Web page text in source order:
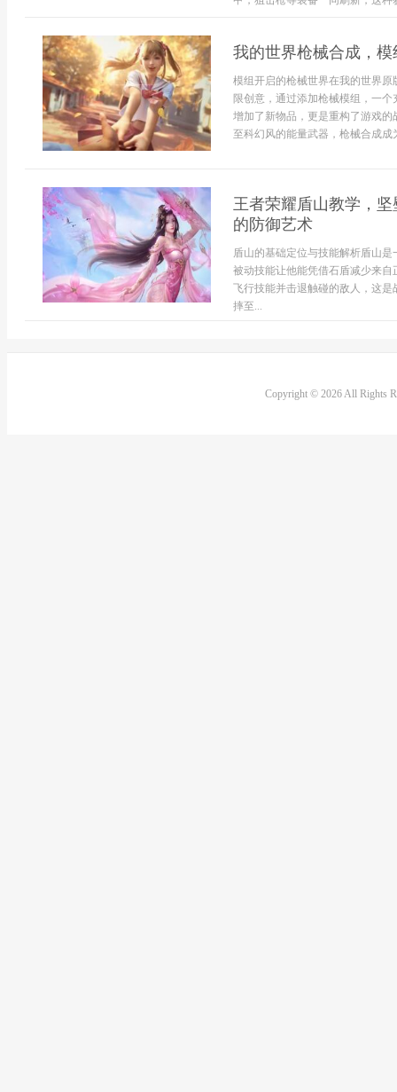
我的世界枪械合成，
模组开启的枪械世界在我的世界
限创意，通过添加枪械模组，一
增加了新物品，更是重构了游戏
至科幻风的能量武器，枪械合成
王者荣耀盾山教学，
的防御艺术
盾山的基础定位与技能解析盾山
被动技能让他能凭借石盾减少来
飞行技能并击退触碰的敌人，这
摔至...
Copyright © 2026 All Rights